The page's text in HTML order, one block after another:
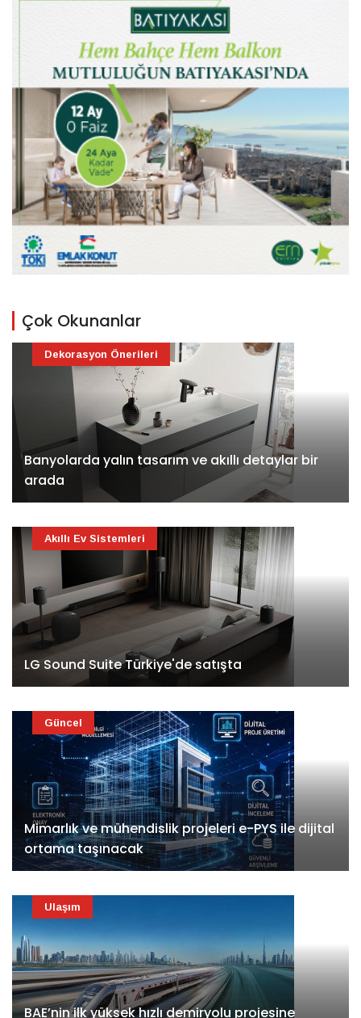
Çok Okunanlar
Banyolarda yalın tasarım ve akıllı detaylar bir
arada
Dekorasyon Önerileri
LG Sound Suite Türkiye'de satışta
Akıllı Ev Sistemleri
Mimarlık ve mühendislik projeleri e-PYS ile dijital
ortama taşınacak
Güncel
BAE’nin ilk yüksek hızlı demiryolu projesine
Ulaşım